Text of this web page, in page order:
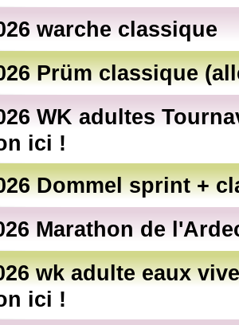
warche classique
Prüm classique
WK adultes
ici !
Dommel sprint +
Marathon de
wk adulte eaux
ici !